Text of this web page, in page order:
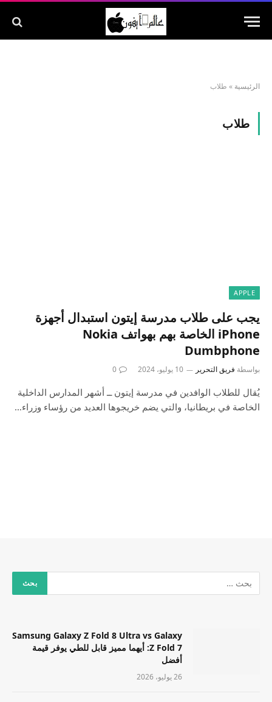
الرئيسية » طلاب
طلاب
APPLE
يجب على طلاب مدرسة إيتون استبدال أجهزة
iPhone الخاصة بهم بهواتف Nokia
Dumbphone
بواسطة فريق التحرير 10 يوليو، 2024 0
يُقال للطلاب الوافدين في مدرسة إيتون ــ أشهر المدارس الداخلية
الخاصة في بريطانيا، والتي يضم خريجوها العديد من رؤساء وزراء…
Samsung Galaxy Z Fold 8 Ultra vs Galaxy
Z Fold 7: أيهما مميز قابل للطي يوفر قيمة
أفضل
26 يوليو، 2026